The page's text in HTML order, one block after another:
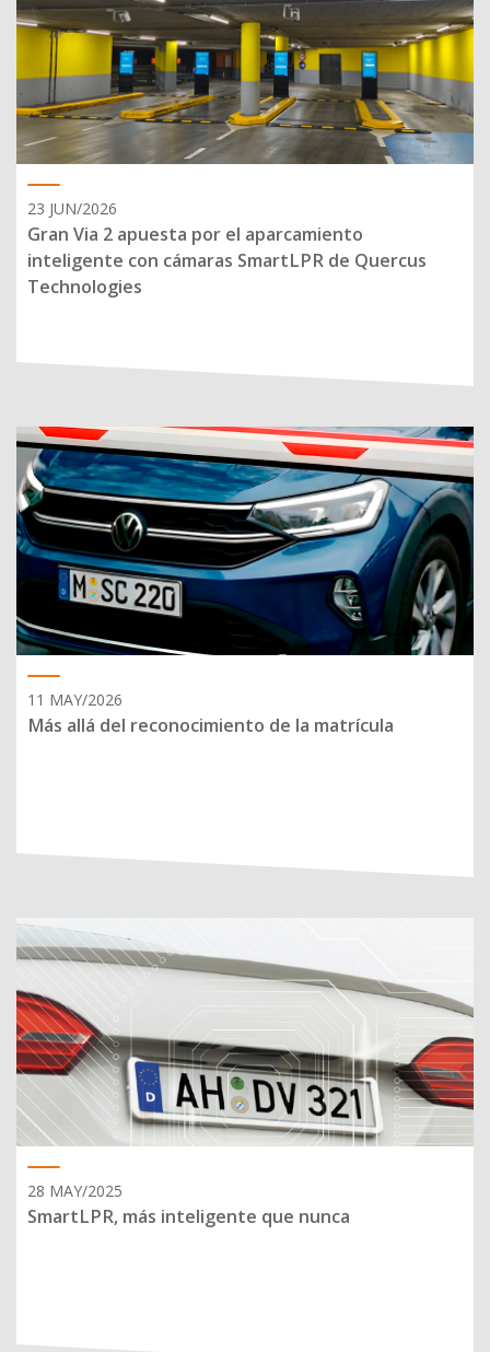
23 JUN/2026
Gran Via 2 apuesta por el aparcamiento
inteligente con cámaras SmartLPR de Quercus
Technologies
11 MAY/2026
Más allá del reconocimiento de la matrícula
28 MAY/2025
SmartLPR, más inteligente que nunca